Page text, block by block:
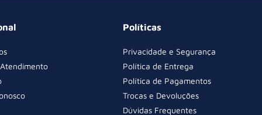
Políticas
Privacidade e Segurança
Política de Entrega
Política de Pagamentos
Trocas e Devoluções
Dúvidas Frequentes